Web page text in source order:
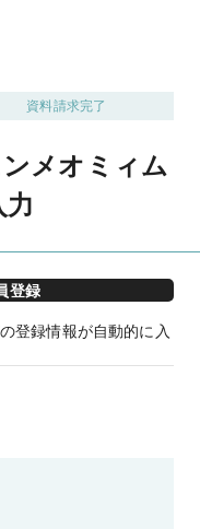
資料請求完了
メオミィム
登録
登録情報が自動的に入